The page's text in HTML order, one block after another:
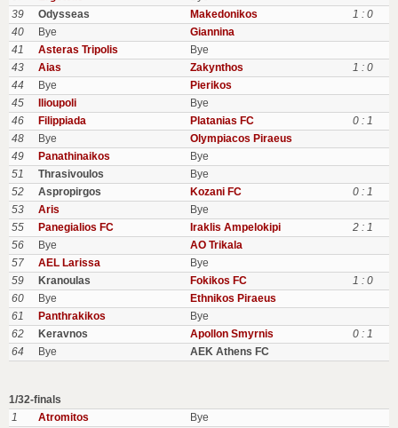
39
Odysseas Makedonikos
1 : 0
40
Bye
Giannina
41
Asteras Tripolis
Bye
43
Aias Zakynthos
1 : 0
44
Bye
Pierikos
45
Ilioupoli
Bye
46
Filippiada Platanias FC
0 : 1
48
Bye
Olympiacos Piraeus
49
Panathinaikos
Bye
51
Thrasivoulos
Bye
52
Aspropirgos Kozani FC
0 : 1
53
Aris
Bye
55
Panegialios FC Iraklis Ampelokipi
2 : 1
56
Bye
AO Trikala
57
AEL Larissa
Bye
59
Kranoulas Fokikos FC
1 : 0
60
Bye
Ethnikos Piraeus
61
Panthrakikos
Bye
62
Keravnos Apollon Smyrnis
0 : 1
64
Bye AEK Athens FC
1/32-finals
1
Atromitos
Bye